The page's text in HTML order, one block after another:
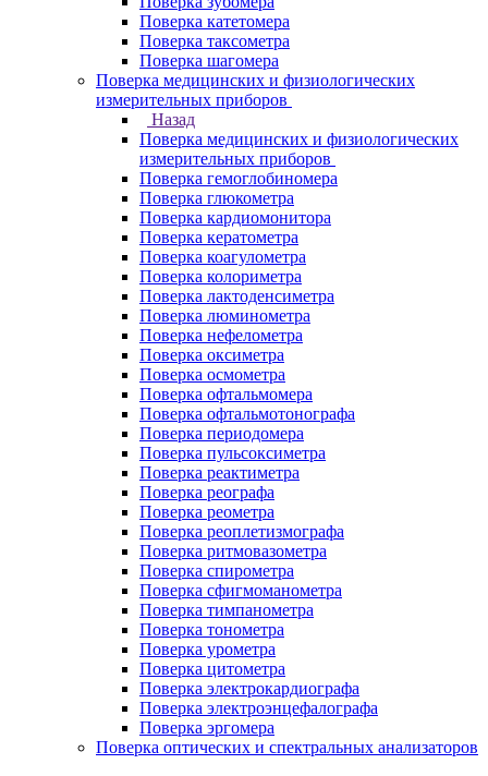
Поверка катетомера
Поверка таксометра
Поверка шагомера
Поверка медицинских и физиологических
измерительных приборов
Назад
Поверка медицинских и физиологических
измерительных приборов
Поверка гемоглобиномера
Поверка глюкометра
Поверка кардиомонитора
Поверка кератометра
Поверка коагулометра
Поверка колориметра
Поверка лактоденсиметра
Поверка люминометра
Поверка нефелометра
Поверка оксиметра
Поверка осмометра
Поверка офтальмомера
Поверка офтальмотонографа
Поверка периодомера
Поверка пульсоксиметра
Поверка реактиметра
Поверка реографа
Поверка реометра
Поверка реоплетизмографа
Поверка ритмовазометра
Поверка спирометра
Поверка сфигмоманометра
Поверка тимпанометра
Поверка тонометра
Поверка урометра
Поверка цитометра
Поверка электрокардиографа
Поверка электроэнцефалографа
Поверка эргомера
Поверка оптических и спектральных анализаторов